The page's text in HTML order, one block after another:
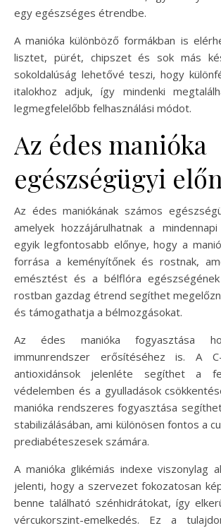
egy egészséges étrendbe.
A manióka különböző formákban is
lisztet, pürét, chipszet és sok más
sokoldalúság lehetővé teszi, hogy
italokhoz adjuk, így mindenki
legmegfelelőbb felhasználási módot.
Az édes manióka
egészségügyi
Az édes maniókának számos
amelyek hozzájárulhatnak a
egyik legfontosabb előnye, hogy a
forrása a keményítőnek és rostnak,
emésztést és a bélflóra
rostban gazdag étrend segíthet
és támogathatja a bélmozgásokat.
Az édes manióka fogyasztása
immunrendszer erősítéséhez is. A
antioxidánsok jelenléte segíthet a
védelemben és a gyulladások
manióka rendszeres fogyasztása
stabilizálásában, ami különösen fontos a
prediabéteszesek számára.
A manióka glikémiás indexe viszonylag
jelenti, hogy a szervezet fokozatosan
benne található szénhidrátokat, így
vércukorszint-emelkedés. Ez a